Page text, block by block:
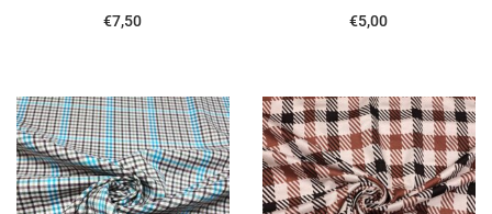
€7,50 €5,00